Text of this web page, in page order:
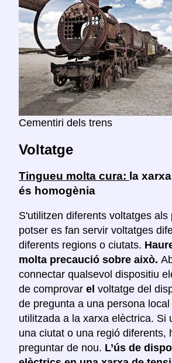
Cementiri dels trens
Voltatge
Tingueu molta cura: la
és homogènia
S'utilitzen diferents voltatges als
potser es fan servir voltatges
diferents regions o ciutats.
molta precaució sobre això.
connectar qualsevol dispositiu
de comprovar el voltatge del
de pregunta a una persona
utilitzada a la xarxa elèctrica. Si
una ciutat o una regió diferents,
preguntar de nou. L’ús de